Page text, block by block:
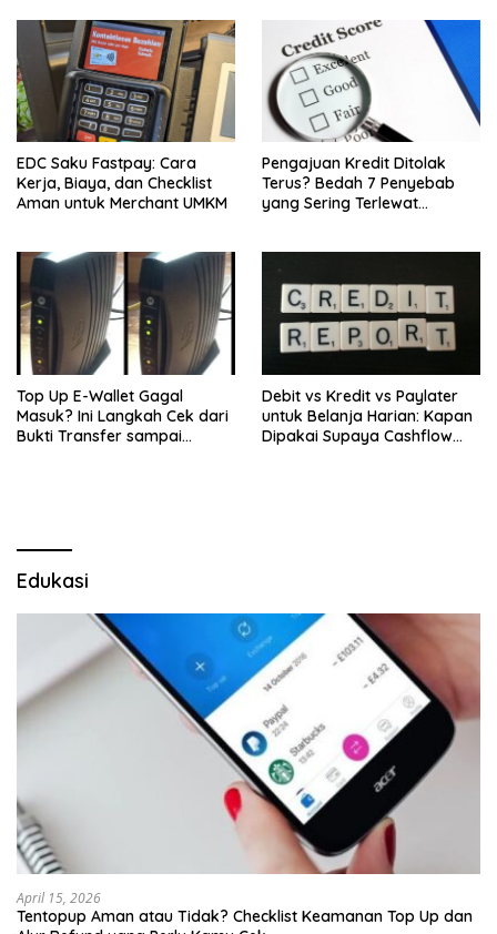
EDC Saku Fastpay: Cara
Kerja, Biaya, dan Checklist
Aman untuk Merchant UMKM
Pengajuan Kredit Ditolak
Terus? Bedah 7 Penyebab
yang Sering Terlewat
Top Up E-Wallet Gagal
Masuk? Ini Langkah Cek dari
Bukti Transfer sampai
Debit vs Kredit vs Paylater
untuk Belanja Harian: Kapan
Dipakai Supaya Cashflow
Edukasi
April 15, 2026
Tentopup Aman atau Tidak? Checklist Keamanan Top Up dan